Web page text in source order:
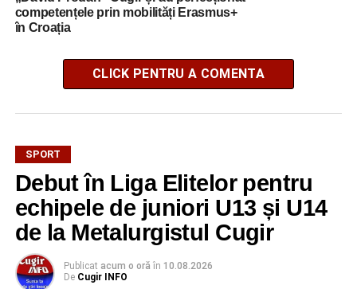
competențele prin mobilități Erasmus+
în Croația
CLICK PENTRU A COMENTA
SPORT
Debut în Liga Elitelor pentru
echipele de juniori U13 și U14
de la Metalurgistul Cugir
Publicat acum o oră în 10.08.2026
De Cugir INFO